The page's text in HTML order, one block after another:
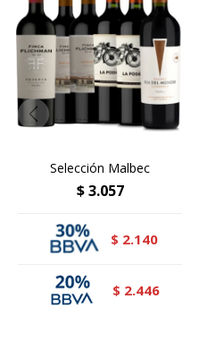
Selección Malbec
$ 3.057
$ 2.140
$ 2.446